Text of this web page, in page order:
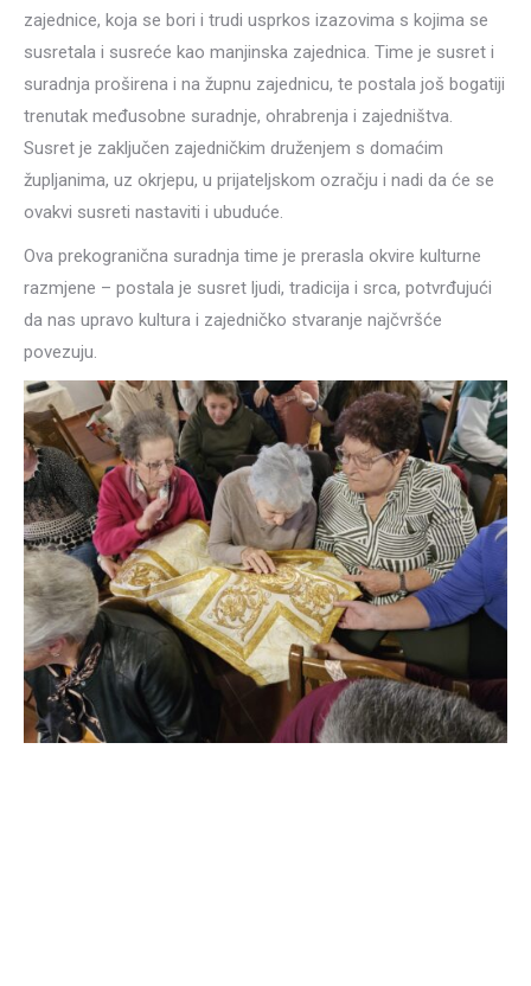
zajednice, koja se bori i trudi usprkos izazovima s kojima se
susretala i susreće kao manjinska zajednica. Time je susret i
suradnja proširena i na župnu zajednicu, te postala još bogatiji
trenutak međusobne suradnje, ohrabrenja i zajedništva.
Susret je zaključen zajedničkim druženjem s domaćim
župljanima, uz okrjepu, u prijateljskom ozračju i nadi da će se
ovakvi susreti nastaviti i ubuduće.
Ova prekogranična suradnja time je prerasla okvire kulturne
razmjene – postala je susret ljudi, tradicija i srca, potvrđujući
da nas upravo kultura i zajedničko stvaranje najčvršće
povezuju.